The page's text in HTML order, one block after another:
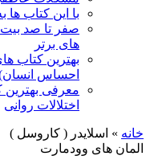
با این کتاب
صفر تا صد
های برتر
بهترین کتاب
احساس
معرفی
اختلالات روانی
خانه » اسلایدر ( کاروسل )
المان های وودمارت